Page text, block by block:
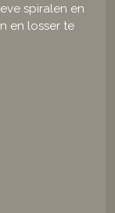
spiralen en
en losser te